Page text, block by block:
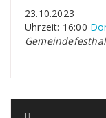
23.10.2023
Uhrzeit: 16:00